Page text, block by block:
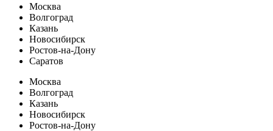
Москва
Волгоград
Казань
Новосибирск
Ростов-на-Дону
Саратов
Москва
Волгоград
Казань
Новосибирск
Ростов-на-Дону